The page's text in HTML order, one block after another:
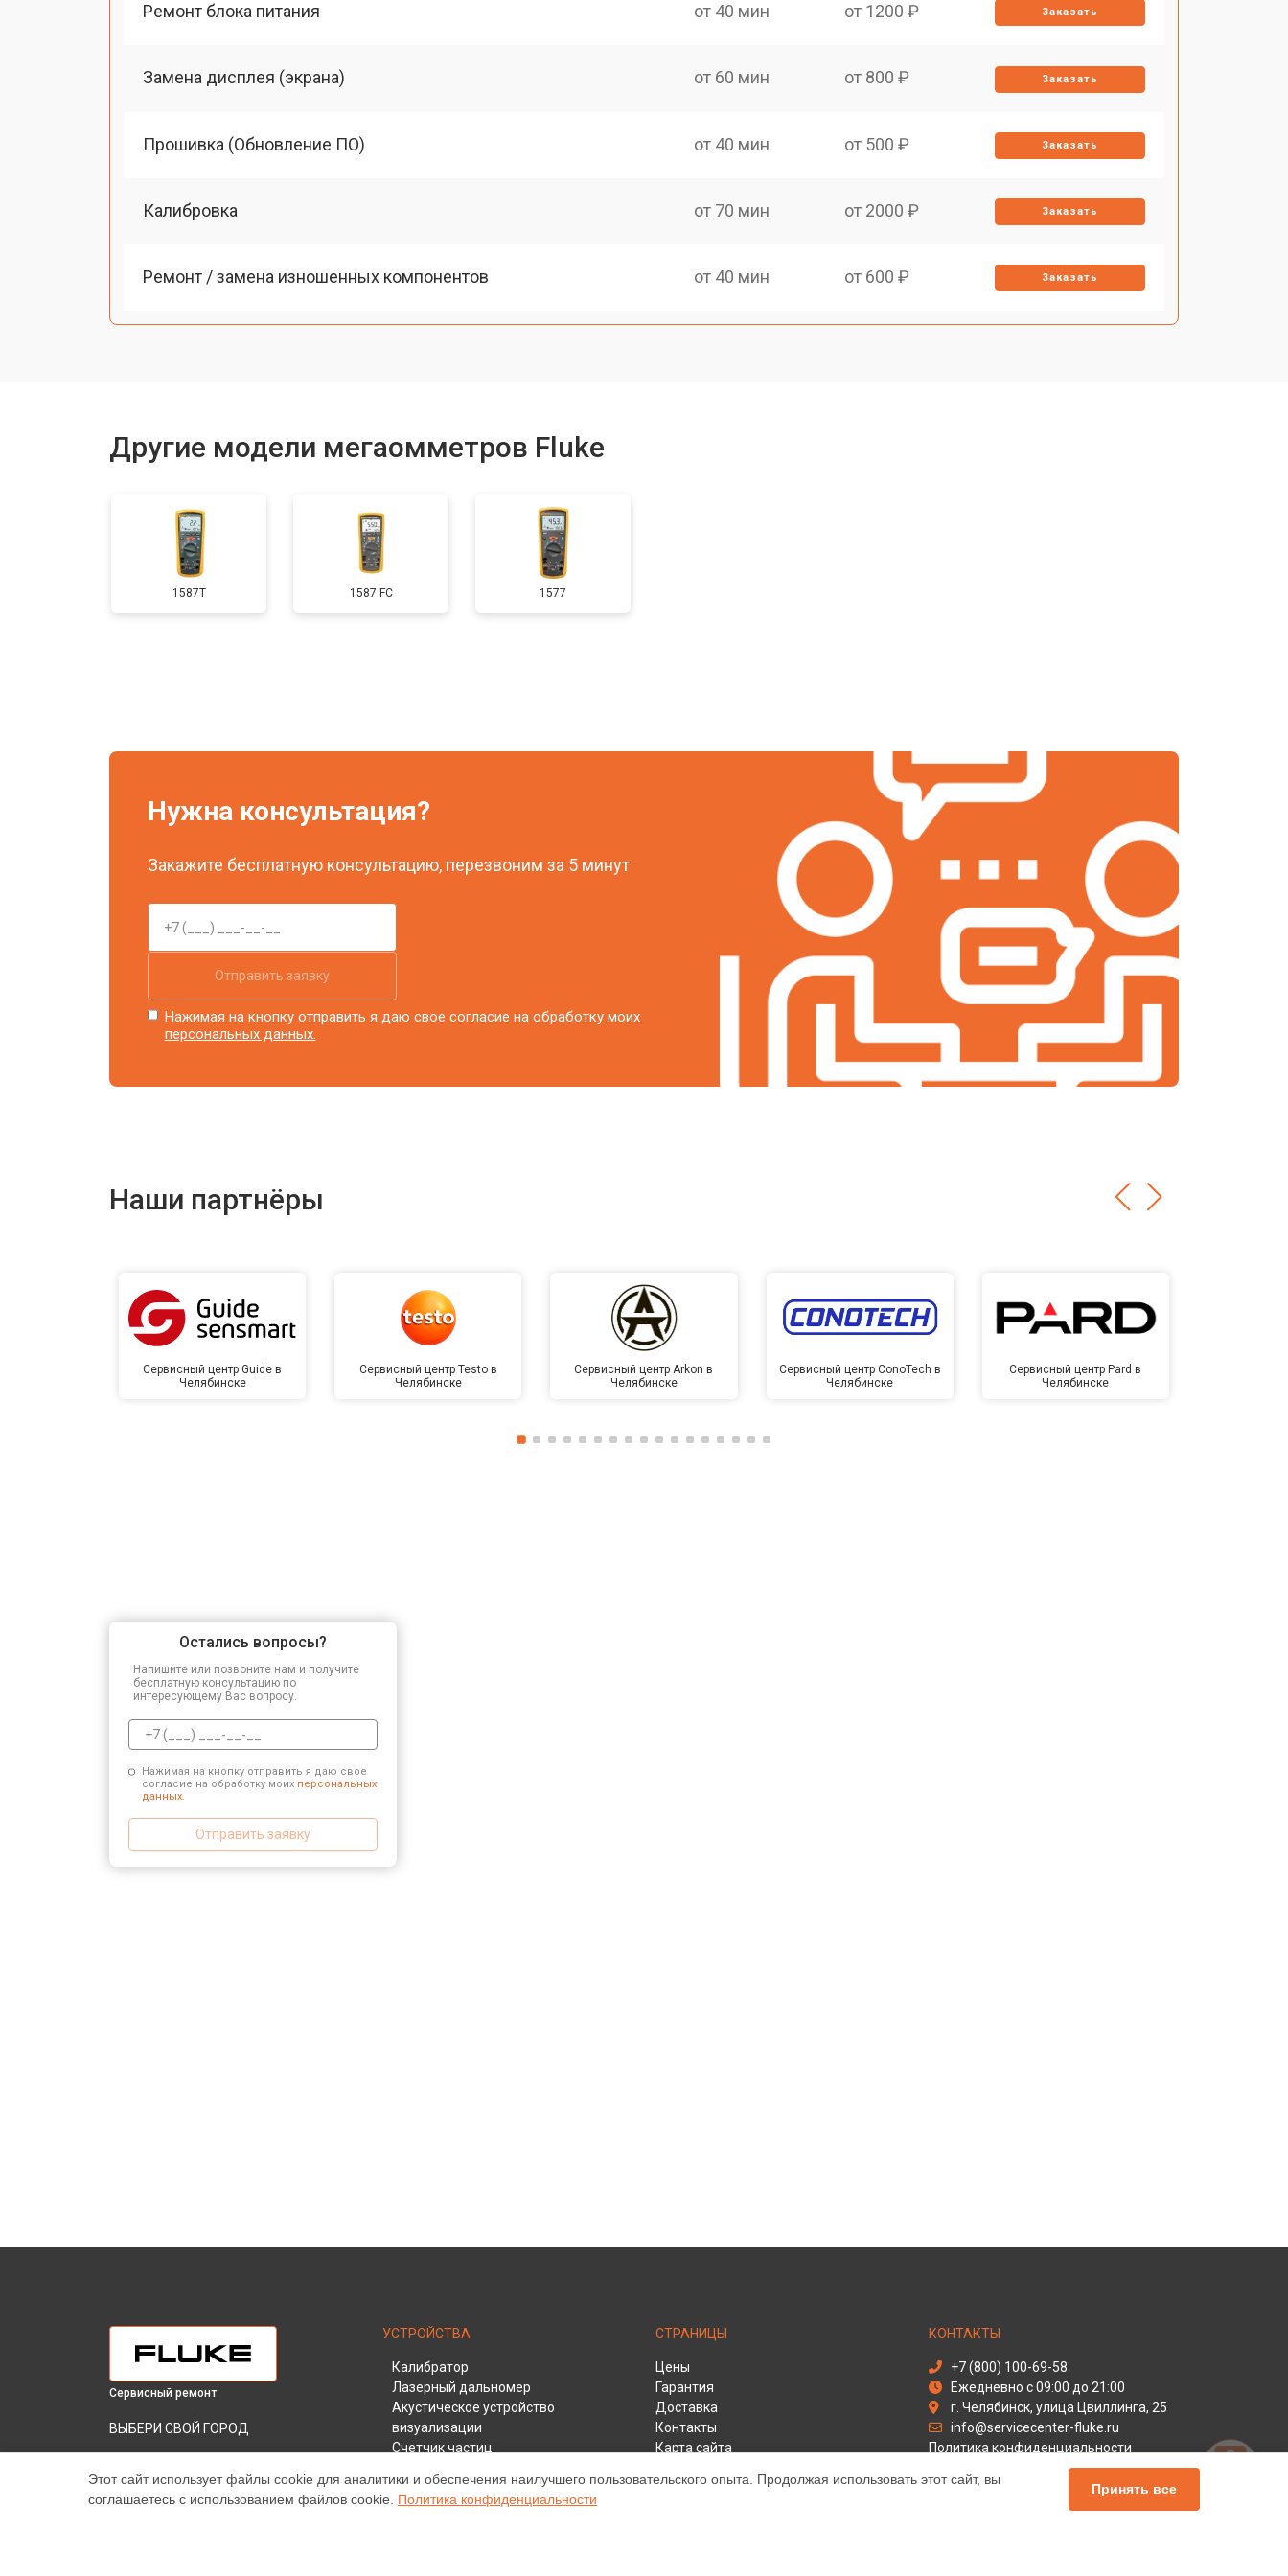
Ремонт блока питания от 40 мин от 1200 ₽ Заказать
Замена дисплея (экрана) от 60 мин от 800 ₽ Заказать
Прошивка (Обновление ПО) от 40 мин от 500 ₽ Заказать
Калибровка от 70 мин от 2000 ₽ Заказать
Ремонт / замена изношенных компонентов от 40 мин от 600 ₽ Заказать
Другие модели мегаомметров Fluke
1587T 1587 FC 1577
Нужна консультация?
Закажите бесплатную консультацию, перезвоним за 5 минут
Отправить заявку
Нажимая на кнопку отправить я даю свое согласие на обработку моих
персональных данных.
Наши партнёры
Сервисный центр Guide в
Челябинске
Сервисный центр Testo в
Челябинске
Сервисный центр Arkon в
Челябинске
Сервисный центр ConoTech в
Челябинске
Сервисный центр Pard в
Челябинске
Остались вопросы?
Напишите или позвоните нам и получите
бесплатную консультацию по
интересующему Вас вопросу.
Нажимая на кнопку отправить я даю свое
согласие на обработку моих персональных
данных.
Отправить заявку
Сервисный ремонт
ВЫБЕРИ СВОЙ ГОРОД
Краснодаре
Диагностика мегаомметра 1587 Fluke в
УСТРОЙСТВА
Калибратор
Лазерный дальномер
Акустическое устройство
визуализации
Счетчик частиц
Газосигнализатор
Гигрометр
СТРАНИЦЫ
Цены
Гарантия
Доставка
Контакты
Карта сайта
КОНТАКТЫ
+7 (800) 100-69-58
Ежедневно с 09:00 до 21:00
г. Челябинск, улица Цвиллинга, 25
info@servicecenter-fluke.ru
Политика конфиденциальности
Способы оплаты
Этот сайт использует файлы cookie для аналитики и обеспечения наилучшего пользовательского опыта. Продолжая использовать этот сайт, вы
соглашаетесь с использованием файлов cookie. Политика конфиденциальности
Принять все